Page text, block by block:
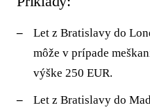
Let z Bratislavy do
môže v prípade
výške 250 EUR.
Let z Bratislavy do